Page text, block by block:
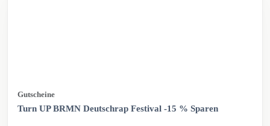
Gutscheine
Turn UP BRMN Deutschrap Festival -15 % Sparen